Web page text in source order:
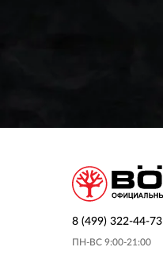
8 (499) 322-44-73
ПН-ВС 9:00-21:00